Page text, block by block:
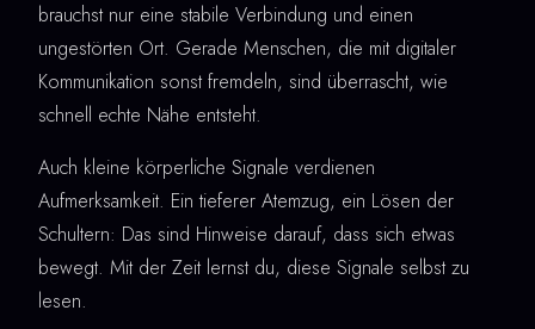
brauchst nur eine stabile Verbindung und einen
ungestörten Ort. Gerade Menschen, die mit digitaler
Kommunikation sonst fremdeln, sind überrascht, wie
schnell echte Nähe entsteht.
Auch kleine körperliche Signale verdienen
Aufmerksamkeit. Ein tieferer Atemzug, ein Lösen der
Schultern: Das sind Hinweise darauf, dass sich etwas
bewegt. Mit der Zeit lernst du, diese Signale selbst zu
lesen.